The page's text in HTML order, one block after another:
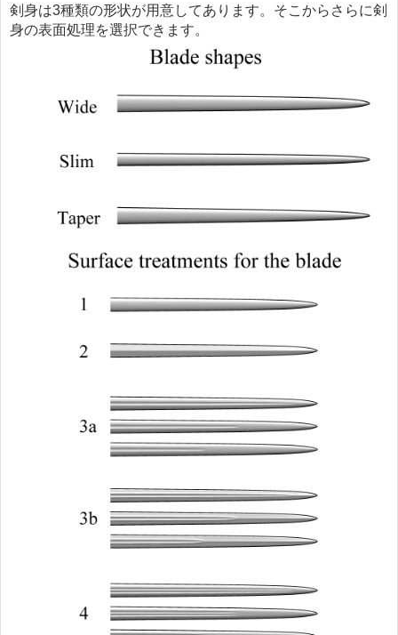
剣身は3種類の形状が用意してあります。そこからさらに剣
身の表面処理を選択できます。